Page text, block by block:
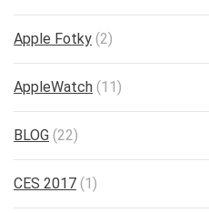
Apple Fotky (2)
AppleWatch (11)
BLOG (22)
CES 2017 (1)